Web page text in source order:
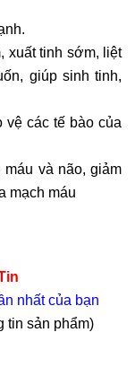
xuất tinh sớm, liệt
giúp sinh tinh,
vệ các tế bào của
và não, giảm
mạch máu
nhất của bạn
tin sản phẩm)